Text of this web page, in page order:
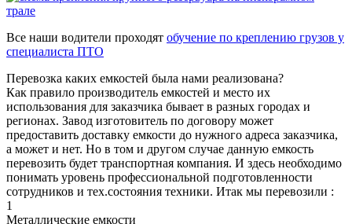
Все наши водители проходят обучение по креплению грузов у
специалиста ПТО
Перевозка каких емкостей была нами реализована?
Как правило производитель емкостей и место их
использования для заказчика бывает в разных городах и
регионах. Завод изготовитель по договору может
предоставить доставку емкости до нужного адреса заказчика,
а может и нет. Но в том и другом случае данную емкость
перевозить будет транспортная компания. И здесь необходимо
понимать уровень профессиональной подготовленности
сотрудников и тех.состояния техники. Итак мы перевозили :
1
Металлические емкости